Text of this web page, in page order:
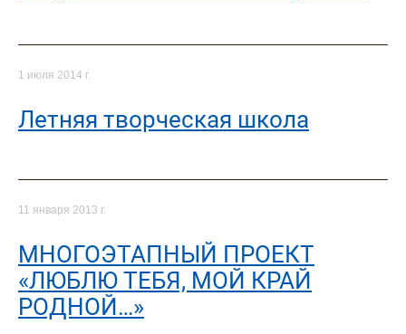
1 июля 2014 г.
Летняя творческая школа
11 января 2013 г.
МНОГОЭТАПНЫЙ ПРОЕКТ
«ЛЮБЛЮ ТЕБЯ, МОЙ КРАЙ
РОДНОЙ…»